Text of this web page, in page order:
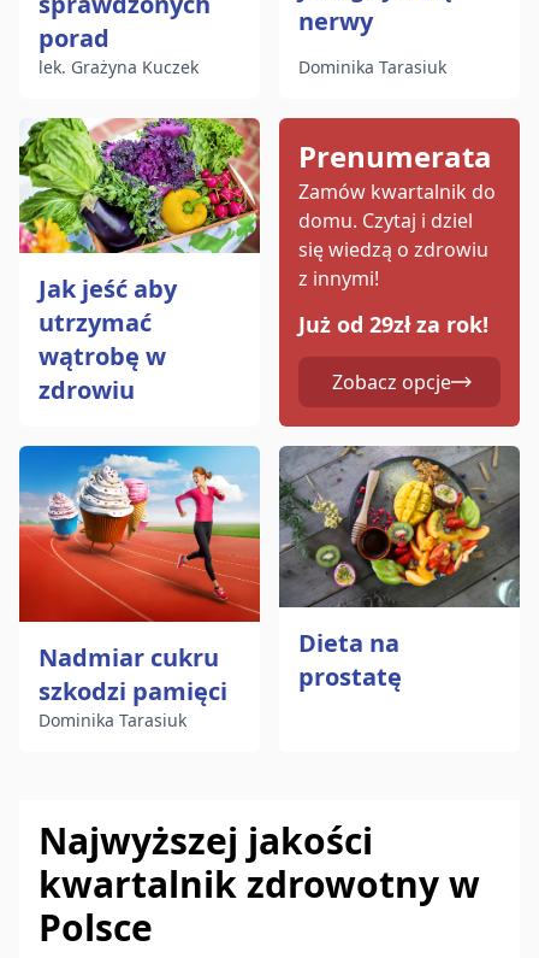
porad
lek. Grażyna Kuczek
nerwy
Dominika Tarasiuk
Jak jeść aby
utrzymać
wątrobę w
zdrowiu
Prenumerata
Zamów kwartalnik do
domu. Czytaj i dziel
się wiedzą o zdrowiu
z innymi!
Już od 29zł za rok!
Zobacz opcje
Nadmiar cukru
szkodzi pamięci
Dominika Tarasiuk
Dieta na
prostatę
Najwyższej jakości
kwartalnik zdrowotny w
Polsce